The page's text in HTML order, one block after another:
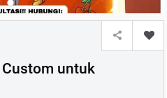
Custom untuk